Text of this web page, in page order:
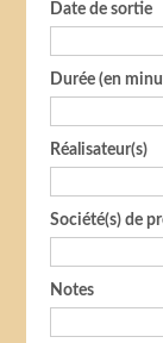
Date de sortie
Durée (en
Réalisateur(s)
Société(s) de
Notes